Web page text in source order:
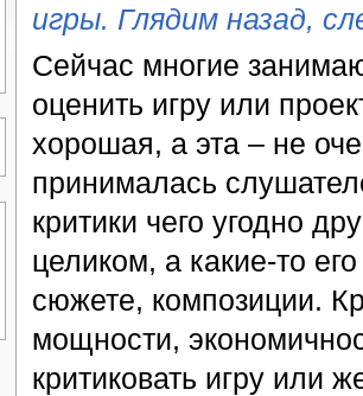
игры. Глядим назад,
Сейчас многие
оценить игру или
хорошая, а эта – не
принималась
критики чего угодно
целиком, а какие-то
сюжете, композиции.
мощности,
критиковать игру или